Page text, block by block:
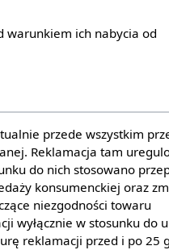
warunkiem ich nabycia od
przede wszystkim
Reklamacja tam
do nich stosowano
konsumenckiej oraz
niezgodności towaru
wyłącznie w stosunku do
reklamacji przed i po 25